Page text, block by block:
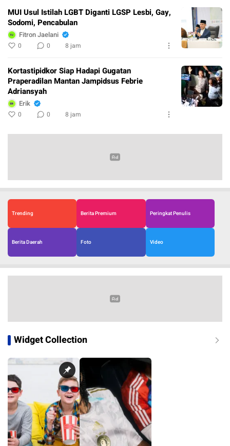
MUI Usul Istilah LGBT Diganti LGSP Lesbi, Gay,
Sodomi, Pencabulan
Fitron Jaelani
0 0 8 jam
Kortastipidkor Siap Hadapi Gugatan
Praperadilan Mantan Jampidsus Febrie
Adriansyah
Erik
0 0 8 jam
Trending Berita Premium Peringkat Penulis
Berita Daerah Foto Video
Widget Collection